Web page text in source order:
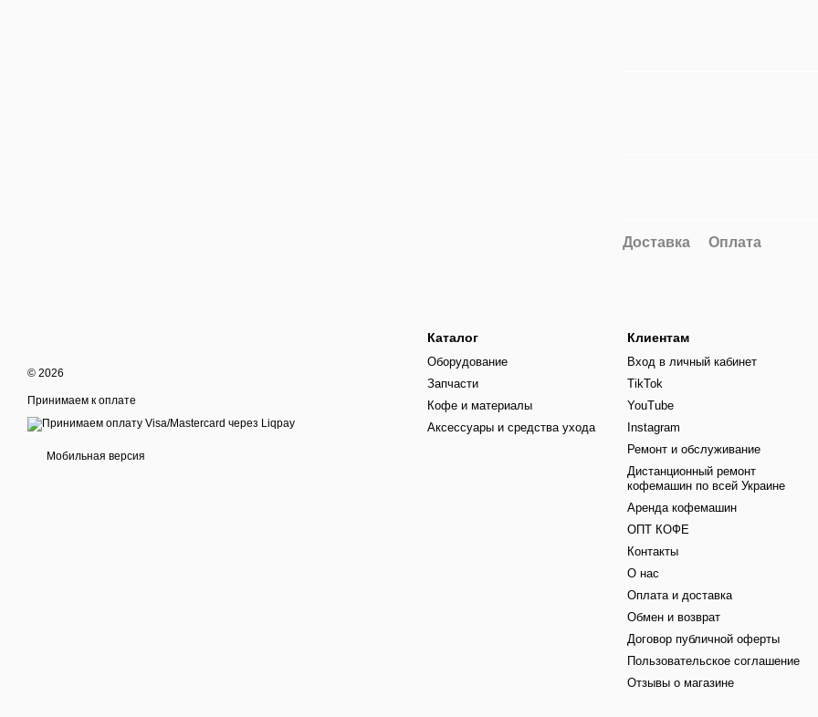
Доставка Оплата
© 2026
Принимаем к оплате
Мобильная версия
Каталог
Оборудование
Запчасти
Кофе и материалы
Аксессуары и средства ухода
Клиентам
Вход в личный кабинет
TikTok
YouTube
Instagram
Ремонт и обслуживание
Дистанционный ремонт
кофемашин по всей Украине
Аренда кофемашин
ОПТ КОФЕ
Контакты
О нас
Оплата и доставка
Обмен и возврат
Договор публичной оферты
Пользовательское соглашение
Отзывы о магазине